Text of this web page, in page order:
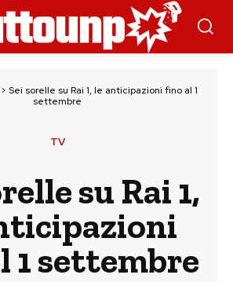
Sei sorelle su Rai 1, le anticipazioni fino al 1
settembre
TV
su Rai 1,
1 settembre